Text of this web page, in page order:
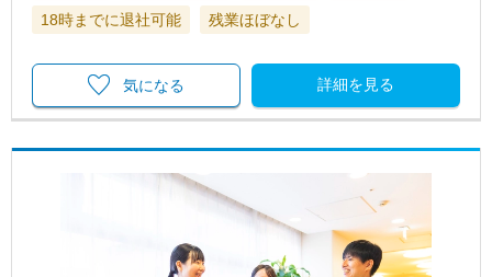
18時までに退社可能
残業ほぼなし
詳細を見る
気になる